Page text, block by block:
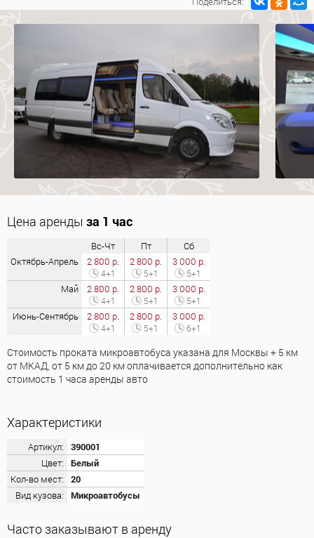
Цена аренды за 1 час
Вс-Чт Пт
Сб
Октябрь-Апрель
2 800 р.
4+1
2 800 р.
5+1
3 000 р.
5+1
Май 2 800 р.
4+1
2 800 р.
5+1
3 000 р.
5+1
Июнь-Сентябрь 2 800 р.
4+1
2 800 р.
5+1
3 000 р.
6+1
Стоимость проката микроавтобуса указана для Москвы + 5 км
от МКАД, от 5 км до 20 км оплачивается дополнительно как
стоимость 1 часа аренды авто
Характеристики
Артикул:
390001
Цвет:
Белый
Кол-во мест:
20
Вид кузова:
Микроавтобусы
Часто заказывают в аренду